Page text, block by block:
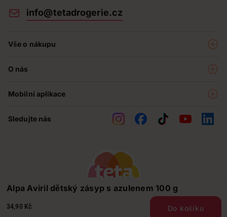
Alpa Aviril dětský zásyp s azulenem 100 g
34,90 Kč Do košíku
info@tetadrogerie.cz
Vše o nákupu
Prodejny
Obchodní podmínky
O nás
Teta pomáhá
Kontakty
Mobilní aplikace
Sledujte nás